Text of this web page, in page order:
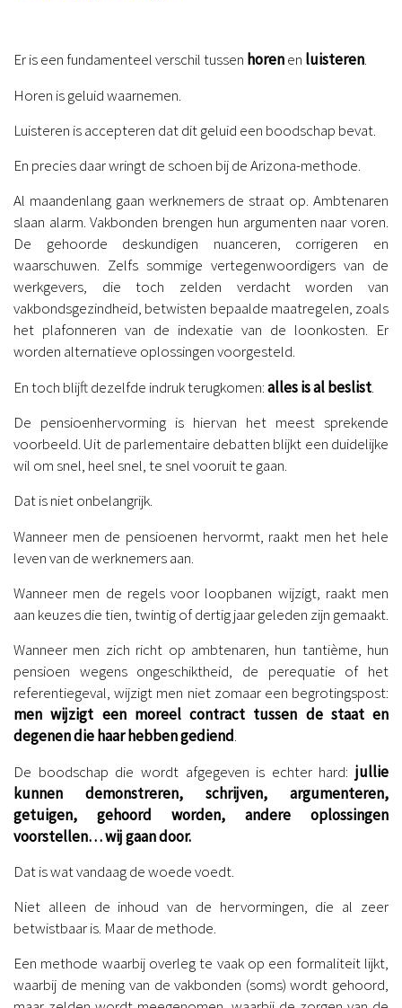
Er is een fundamenteel verschil tussen horenen luisteren.
Horen is geluid waarnemen.
Luisteren is accepteren dat dit geluid een boodschap bevat.
En precies daar wringt de schoen bij de Arizona-methode.
Al maandenlang gaan werknemers de straat op. Ambtenaren
slaan alarm. Vakbonden brengen hun argumenten naar voren.
De gehoorde deskundigen nuanceren, corrigeren en
waarschuwen. Zelfs sommige vertegenwoordigers van de
werkgevers, die toch zelden verdacht worden van
vakbondsgezindheid, betwisten bepaalde maatregelen, zoals
het plafonneren van de indexatie van de loonkosten. Er
worden alternatieve oplossingen voorgesteld.
En toch blijft dezelfde indruk terugkomen:alles is al beslist.
De pensioenhervorming is hiervan het meest sprekende
voorbeeld. Uit de parlementaire debatten blijkt een duidelijke
wil om snel, heel snel, te snel vooruit te gaan.
Dat is niet onbelangrijk.
Wanneer men de pensioenen hervormt, raakt men het hele
leven van de werknemers aan.
Wanneer men de regels voor loopbanen wijzigt, raakt men
aan keuzes die tien, twintig of dertig jaar geleden zijn gemaakt.
Wanneer men zich richt op ambtenaren, hun tantième, hun
pensioen wegens ongeschiktheid, de perequatie of het
referentiegeval, wijzigt men niet zomaar een begrotingspost:
men wijzigt een moreel contract tussen de staat en
degenen die haar hebben gediend.
De boodschap die wordt afgegeven is echter hard: jullie
kunnen demonstreren, schrijven, argumenteren,
getuigen, gehoord worden, andere oplossingen
voorstellen… wij gaan door.
Dat is wat vandaag de woede voedt.
Niet alleen de inhoud van de hervormingen, die al zeer
betwistbaar is. Maar de methode.
Een methode waarbij overleg te vaak op een formaliteit lijkt,
waarbij de mening van de vakbonden (soms) wordt gehoord,